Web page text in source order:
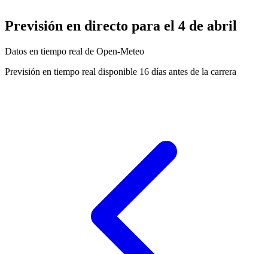
Previsión en directo para el 4 de abril
Datos en tiempo real de Open-Meteo
Previsión en tiempo real disponible 16 días antes de la carrera